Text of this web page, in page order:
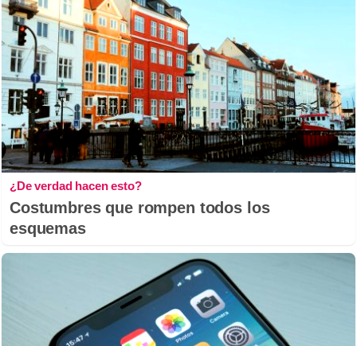
¿De verdad hacen esto?
Costumbres que rompen todos los
esquemas